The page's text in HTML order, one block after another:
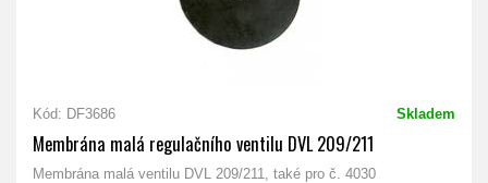
Kód: DF3686 Skladem
Membrána malá regulačního ventilu DVL 209/211
Membrána malá ventilu DVL 209/211, také pro č. 4030